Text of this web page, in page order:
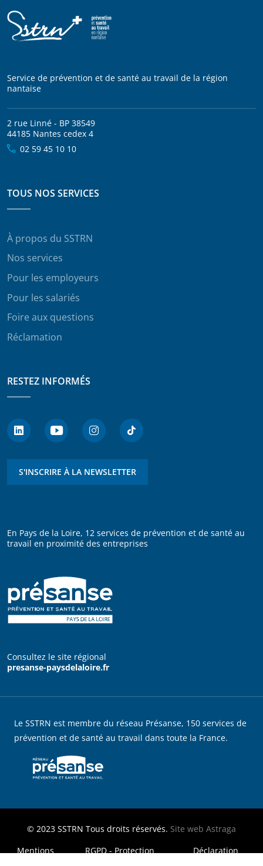
Service de prévention et de santé au travail de la région
nantaise
2 rue Linné - BP 38549
44185 Nantes cedex 4
02 59 45 10 10
TOUS NOS SERVICES
À propos du SSTRN
Nos services
Pour les employeurs
Pour les salariés
Foire aux questions
Réclamation
RESTEZ INFORMÉS
S'INSCRIRE À LA NEWSLETTER
En Pays de la Loire, 12 services de prévention et de santé au
travail en proximité des entreprises
Consultez le site régional
presanse-paysdelaloire.fr
Le SSTRN est membre du réseau Présanse, 150 services de
prévention et de santé au travail dans toute la France.
© 2023 SSTRN Tous droits réservés. Site web Astraga
MENU FOOTER LEGAL
Mentions
RGPD - Protection
Déclaration